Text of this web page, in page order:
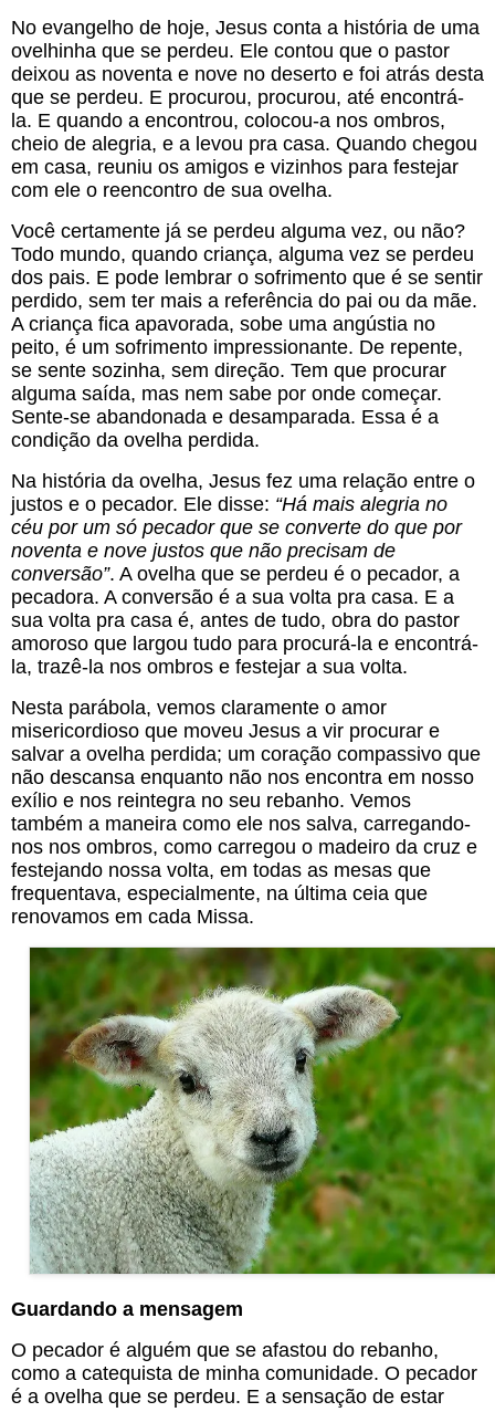
No evangelho de hoje, Jesus conta a história de uma
ovelhinha que se perdeu. Ele contou que o pastor
deixou as noventa e nove no deserto e foi atrás desta
que se perdeu. E procurou, procurou, até encontrá-
la. E quando a encontrou, colocou-a nos ombros,
cheio de alegria, e a levou pra casa. Quando chegou
em casa, reuniu os amigos e vizinhos para festejar
com ele o reencontro de sua ovelha.
Você certamente já se perdeu alguma vez, ou não?
Todo mundo, quando criança, alguma vez se perdeu
dos pais. E pode lembrar o sofrimento que é se sentir
perdido, sem ter mais a referência do pai ou da mãe.
A criança fica apavorada, sobe uma angústia no
peito, é um sofrimento impressionante. De repente,
se sente sozinha, sem direção. Tem que procurar
alguma saída, mas nem sabe por onde começar.
Sente-se abandonada e desamparada. Essa é a
condição da ovelha perdida.
Na história da ovelha, Jesus fez uma relação entre o
justos e o pecador. Ele disse: “Há mais alegria no
céu por um só pecador que se converte do que por
noventa e nove justos que não precisam de
conversão”. A ovelha que se perdeu é o pecador, a
pecadora. A conversão é a sua volta pra casa. E a
sua volta pra casa é, antes de tudo, obra do pastor
amoroso que largou tudo para procurá-la e encontrá-
la, trazê-la nos ombros e festejar a sua volta.
Nesta parábola, vemos claramente o amor
misericordioso que moveu Jesus a vir procurar e
salvar a ovelha perdida; um coração compassivo que
não descansa enquanto não nos encontra em nosso
exílio e nos reintegra no seu rebanho. Vemos
também a maneira como ele nos salva, carregando-
nos nos ombros, como carregou o madeiro da cruz e
festejando nossa volta, em todas as mesas que
frequentava, especialmente, na última ceia que
renovamos em cada Missa.
Guardando a mensagem
O pecador é alguém que se afastou do rebanho,
como a catequista de minha comunidade. O pecador
é a ovelha que se perdeu. E a sensação de estar